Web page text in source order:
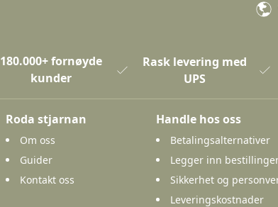
180.000+ fornøyde
kunder
Rask levering med
UPS
Roda stjarnan
Om oss
Guider
Kontakt oss
Handle hos oss
Betalingsalternativer
Legger inn
Sikkerhet og
Leveringskostnader